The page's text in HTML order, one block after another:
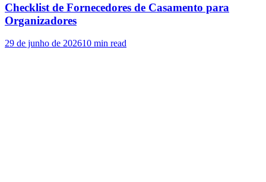
Checklist de Fornecedores de Casamento para
Organizadores
29 de junho de 202610 min read